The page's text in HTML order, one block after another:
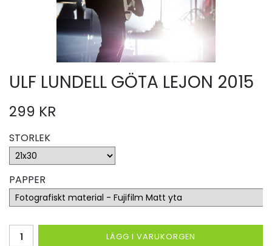
ULF LUNDELL GÖTA LEJON 2015
299 KR
STORLEK
PAPPER
LÄGG I VARUKORGEN